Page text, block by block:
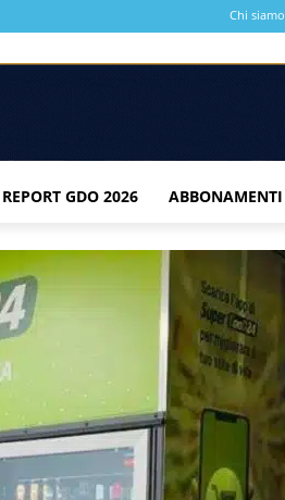
Chi siamo
REPORT GDO 2026 ABBONAMENTI